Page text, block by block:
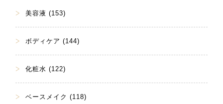
美容液 (153)
ボディケア (144)
化粧水 (122)
ベースメイク (118)